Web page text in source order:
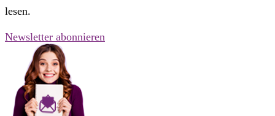
lesen.
Newsletter abonnieren